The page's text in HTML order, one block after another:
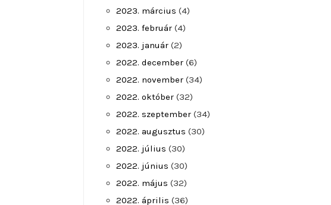
2023. március (4)
2023. február (4)
2023. január (2)
2022. december (6)
2022. november (34)
2022. október (32)
2022. szeptember (34)
2022. augusztus (30)
2022. július (30)
2022. június (30)
2022. május (32)
2022. április (36)